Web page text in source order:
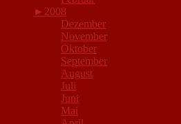
► 2008
Dezember
November
Oktober
September
August
Juli
Juni
Mai